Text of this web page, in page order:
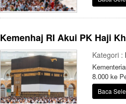
Kemenhaj RI Akui PK Haji
Kategori :
8.000 ke
Baca